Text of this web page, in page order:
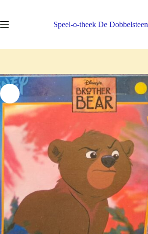
de
inhoud
Speel-o-theek De Dobbelsteen